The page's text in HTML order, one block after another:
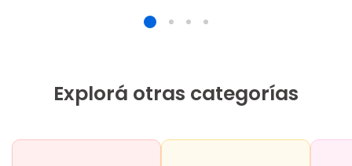
Explorá otras categorías